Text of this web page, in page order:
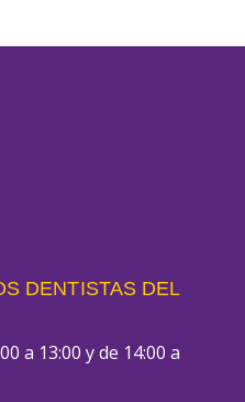
DENTISTAS DEL
a 13:00 y de 14:00 a